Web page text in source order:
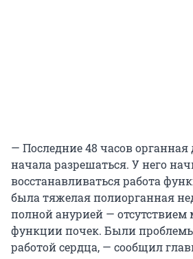
— Последние 48 часов
начала разрешаться. У него
восстанавливаться работа
была тяжелая полиорганная
полной анурией —
функции почек. Были
работой сердца, — сообщил